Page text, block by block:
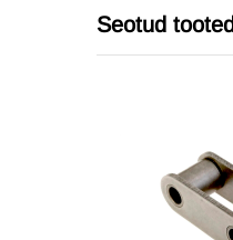
Seotud tooted